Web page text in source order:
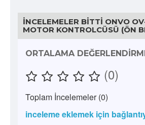
İNCELEMELER BITTI ONVO
MOTOR KONTROLCÜSÜ (ÖN
ORTALAMA
(0)
Toplam İncelemeler (0)
inceleme eklemek için